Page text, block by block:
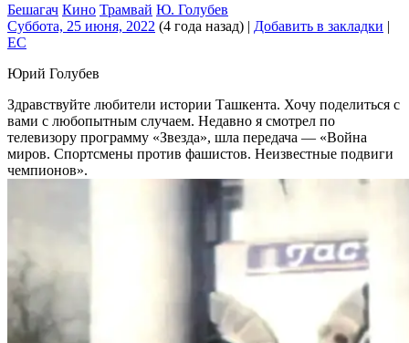
Бешагач Кино Трамвай Ю. Голубев
Суббота, 25 июня, 2022 (4 года назад) | Добавить в закладки |
EC
Юрий Голубев
Здравствуйте любители истории Ташкента. Хочу поделиться с
вами с любопытным случаем. Недавно я смотрел по
телевизору программу «Звезда», шла передача — «Война
миров. Спортсмены против фашистов. Неизвестные подвиги
чемпионов».